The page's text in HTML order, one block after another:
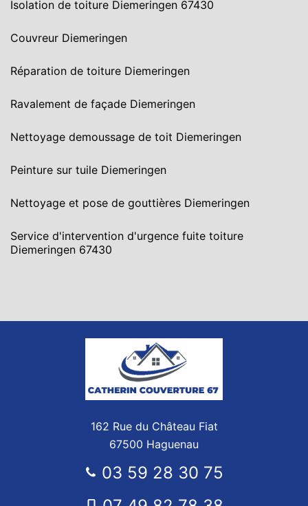
Isolation de toiture Diemeringen 67430
Couvreur Diemeringen
Réparation de toiture Diemeringen
Ravalement de façade Diemeringen
Nettoyage demoussage de toit Diemeringen
Peinture sur tuile Diemeringen
Nettoyage et pose de gouttières Diemeringen
Service d'intervention d'urgence fuite toiture
Diemeringen 67430
162 Rue du Château Fiat
67500 Haguenau
03 59 28 30 75